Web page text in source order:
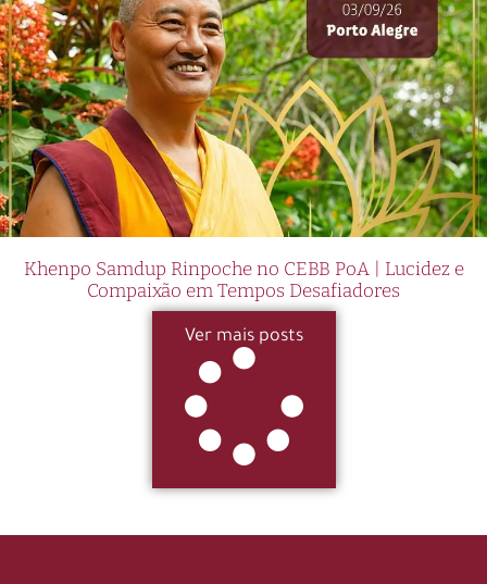
Khenpo Samdup Rinpoche no CEBB PoA | Lucidez e
Compaixão em Tempos Desafiadores
Ver mais posts